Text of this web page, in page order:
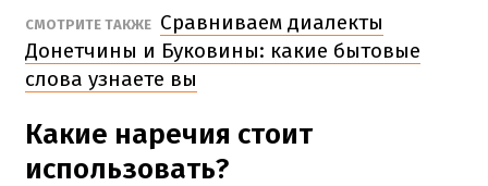
СМОТРИТЕ ТАКЖЕ Сравниваем диалекты
Донетчины и Буковины: какие бытовые
слова узнаете вы
Какие наречия стоит
использовать?